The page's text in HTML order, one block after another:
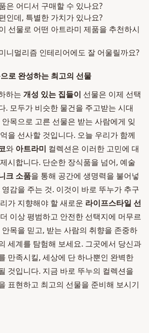
은 어디서 구매할 수 있나요?
인데, 특별한 가치가 있나요?
선물로 어떤 아트라미 제품을 추천하시
니멀리즘 인테리어에도 잘 어울릴까요?
로 완성하는 최고의 선물
하는 개성 있는 집들이 선물은 이제 선택
. 모두가 비슷한 물건을 주고받는 시대
목으로 고른 선물은 받는 사람에게 잊
을 선사할 것입니다. 오늘 우리가 함께
와 아트라미 컬렉션은 이러한 고민에 대
시합니다. 단순한 장식품을 넘어, 예술
크 소품을 통해 공간에 생명력을 불어넣
감을 주는 것. 이것이 바로 뚜누가 추구
가 지향해야 할 새로운 라이프스타일 선
이상 평범하고 안전한 선택지에 머무르
목을 믿고, 받는 사람의 취향을 존중하
세계를 탐험해 보세요. 그곳에서 당신과
만족시킬, 세상에 단 하나뿐인 완벽한
것입니다. 지금 바로 뚜누의 컬렉션을
표현하고 최고의 선물을 준비해 보시기